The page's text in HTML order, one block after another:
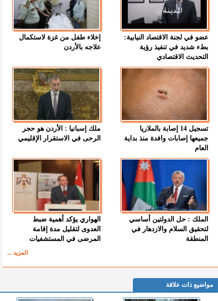
عضو في لجنة الاقتصاد النيابية:
بطء شديد في تنفيذ رؤية
التحديث الاقتصادي
إخلاء طفل من غزة لاستكمال
علاجه بالأردن
تسجيل 14 إصابة بالملاريا
جميعها إصابات وافدة منذ بداية
العام
ملك إسبانيا : الأردن هو حجر
الرحى في الاستقرار الإقليمي
الملك : حل الدولتين أساسي
لتحقيق السلام والازدهار في
المنطقة
الهواري يؤكد أهمية ضبط
العدوى لتقليل مدة إقامة
المرضى في المستشفيات
المزيد ...
مواضيع ذات علاقة